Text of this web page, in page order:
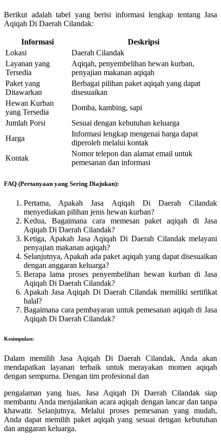
Berikut adalah tabel yang berisi informasi lengkap tentang Jasa
Aqiqah Di Daerah Cilandak:
Informasi
Deskripsi
Lokasi
Daerah Cilandak
Layanan yang
Tersedia
Aqiqah, penyembelihan hewan kurban,
penyajian makanan aqiqah
Paket yang
Ditawarkan
Berbagai pilihan paket aqiqah yang dapat
disesuaikan
Hewan Kurban
yang Tersedia
Domba, kambing, sapi
Jumlah Porsi
Sesuai dengan kebutuhan keluarga
Harga
Informasi lengkap mengenai harga dapat
diperoleh melalui kontak
Kontak
Nomor telepon dan alamat email untuk
pemesanan dan informasi
FAQ (Pertanyaan yang Sering Diajukan):
Pertama, Apakah Jasa Aqiqah Di Daerah Cilandak
menyediakan pilihan jenis hewan kurban?
Kedua, Bagaimana cara memesan paket aqiqah di Jasa
Aqiqah Di Daerah Cilandak?
Ketiga, Apakah Jasa Aqiqah Di Daerah Cilandak melayani
penyajian makanan aqiqah?
Selanjutnya, Apakah ada paket aqiqah yang dapat disesuaikan
dengan anggaran keluarga?
Berapa lama proses penyembelihan hewan kurban di Jasa
Aqiqah Di Daerah Cilandak?
Apakah Jasa Aqiqah Di Daerah Cilandak memiliki sertifikat
halal?
Bagaimana cara pembayaran untuk pemesanan aqiqah di Jasa
Aqiqah Di Daerah Cilandak?
Kesimpulan:
Dalam memilih Jasa Aqiqah Di Daerah Cilandak, Anda akan
mendapatkan layanan terbaik untuk merayakan momen aqiqah
dengan sempurna. Dengan tim profesional dan
pengalaman yang luas, Jasa Aqiqah Di Daerah Cilandak siap
membantu Anda menjalankan acara aqiqah dengan lancar dan tanpa
khawatir. Selanjutnya, Melalui proses pemesanan yang mudah,
Anda dapat memilih paket aqiqah yang sesuai dengan kebutuhan
dan anggaran keluarga.